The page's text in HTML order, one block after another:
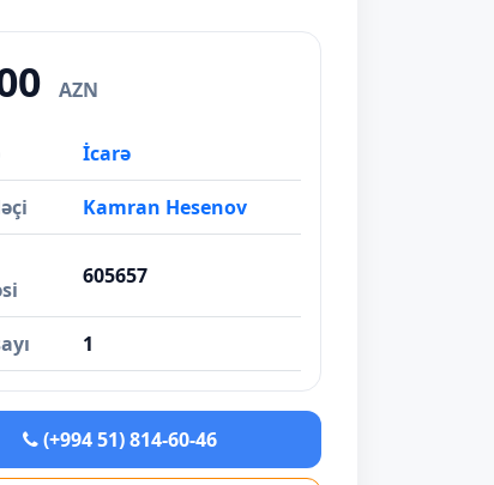
AZN
İcarə
Kamran Hesenov
605657
1
(+994 51) 814-60-46